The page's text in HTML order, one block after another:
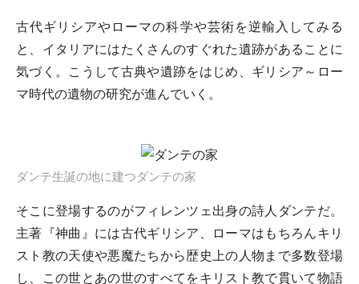
古代ギリシアやローマの科学や芸術を逆輸入してみる
と、イタリアにはたくさんのすぐれた遺跡があることに
気づく。こうして古典や遺跡をはじめ、ギリシア～ロー
マ時代の遺物の研究が進んでいく。
ダンテ生誕の地に建つダンテの家
そこに登場するのがフィレンツェ出身の詩人ダンテだ。
主著『神曲』には古代ギリシア、ローマはもちろんキリ
スト教の天使や悪魔たちから歴史上の人物まで多数登場
し、この世とあの世のすべてをキリスト教で貫いて物語